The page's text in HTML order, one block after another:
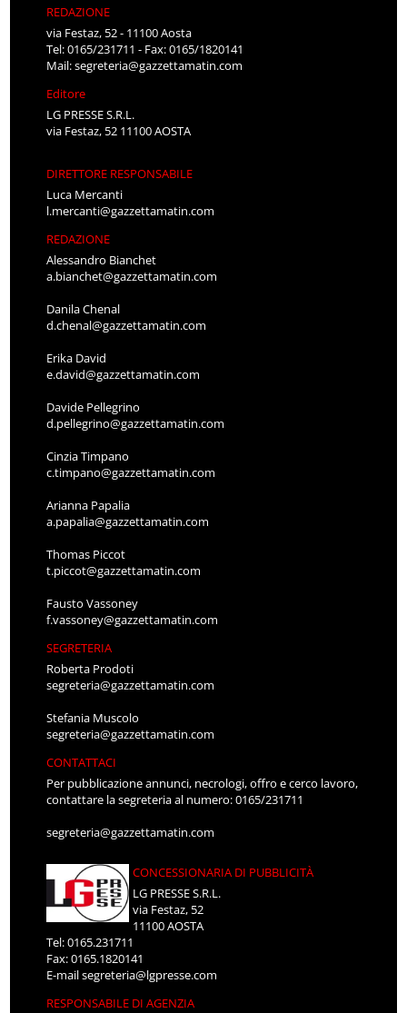
REDAZIONE
via Festaz, 52 - 11100 Aosta
Tel: 0165/231711 - Fax: 0165/1820141
Mail:segreteria@gazzettamatin.com
Editore
LG PRESSE S.R.L.
via Festaz, 52 11100 AOSTA
DIRETTORE RESPONSABILE
Luca Mercanti
l.mercanti@gazzettamatin.com
REDAZIONE
Alessandro Bianchet
a.bianchet@gazzettamatin.com
Danila Chenal
d.chenal@gazzettamatin.com
Erika David
e.david@gazzettamatin.com
Davide Pellegrino
d.pellegrino@gazzettamatin.com
Cinzia Timpano
c.timpano@gazzettamatin.com
Arianna Papalia
a.papalia@gazzettamatin.com
Thomas Piccot
t.piccot@gazzettamatin.com
Fausto Vassoney
f.vassoney@gazzettamatin.com
SEGRETERIA
Roberta Prodoti
segreteria@gazzettamatin.com
Stefania Muscolo
segreteria@gazzettamatin.com
CONTATTACI
Per pubblicazione annunci, necrologi, offro e cerco lavoro,
contattare la segreteria al numero: 0165/231711
segreteria@gazzettamatin.com
CONCESSIONARIA DI PUBBLICITÀ
LG PRESSE S.R.L.
via Festaz, 52
11100 AOSTA
Tel: 0165.231711
Fax: 0165.1820141
E-mailsegreteria@lgpresse.com
RESPONSABILE DI AGENZIA